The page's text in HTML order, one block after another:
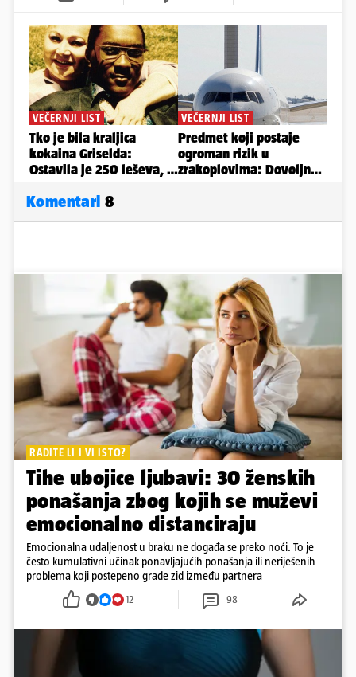
Komentari 8
RADITE LI I VI ISTO?
Tihe ubojice ljubavi: 30 ženskih
ponašanja zbog kojih se muževi
emocionalno distanciraju
Emocionalna udaljenost u braku ne događa se preko noći. To je
često kumulativni učinak ponavljajućih ponašanja ili neriješenih
problema koji postepeno grade zid između partnera
12 98